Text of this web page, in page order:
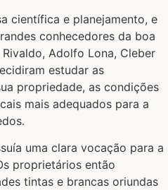
científica e planejamento, e
conhecedores da boa
Adolfo Lona, Cleber
estudar as
propriedade, as condições
mais adequados para a
uma clara vocação para a
proprietários então
tintas e brancas oriundas